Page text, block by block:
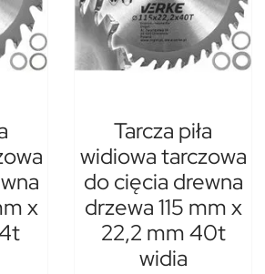
x
Tarcza piła
widiowa tarczowa
do cięcia drewna
drzewa 115 mm x
22,2 mm 40t
widia